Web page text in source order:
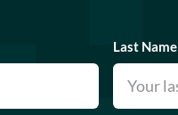
Last Name